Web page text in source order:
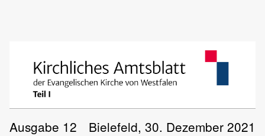
Ausgabe 12
Bielefeld, 30. Dezember 2021